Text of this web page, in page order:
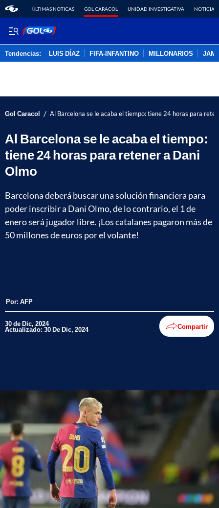
ÚLTIMAS NOTICAS GOL CARACOL UNIDAD INVESTIGATIVA NOTICIAS
Tendencias: LUIS DÍAZ FIFA-INFANTINO MILLONARIOS
Gol Caracol / Al Barcelona se le acaba el tiempo: tiene 24 horas para
Al Barcelona se le acaba el tiempo:
tiene 24 horas para retener a Dani
Olmo
Barcelona deberá buscar una solución financiera para
poder inscribir a Dani Olmo, de lo contrario, el 1 de
enero será jugador libre. ¡Los catalanes pagaron más de
50 millones de euros por el volante!
Por: AFP
30 de Dic, 2024
Actualizado: 30 De Dic, 2024 Compartir